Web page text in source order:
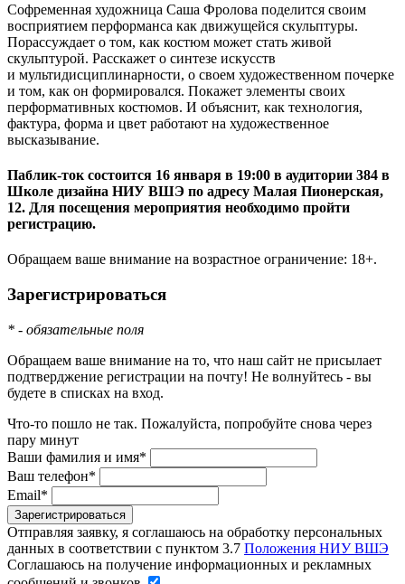
Софременная художница Саша Фролова поделится своим
восприятием перформанса как движущейся скульптуры.
Порассуждает о том, как костюм может стать живой
скульптурой. Расскажет о синтезе искусств
и мультидисциплинарности, о своем художественном почерке
и том, как он формировался. Покажет элементы своих
перформативных костюмов. И объяснит, как технология,
фактура, форма и цвет работают на художественное
высказывание.
Паблик-ток состоится 16 января в 19:00 в аудитории 384 в
Школе дизайна НИУ ВШЭ по адресу Малая Пионерская,
12. Для посещения мероприятия необходимо пройти
регистрацию.
Обращаем ваше внимание на возрастное ограничение: 18+.
Зарегистрироваться
* - обязательные поля
Обращаем ваше внимание на то, что наш сайт не присылает
подтверджение регистрации на почту! Не волнуйтесь - вы
будете в списках на вход.
Что-то пошло не так. Пожалуйста, попробуйте снова через
пару минут
Ваши фамилия и имя*
Ваш телефон*
Email*
Отправляя заявку, я соглашаюсь на обработку персональных
данных в соответствии с пунктом 3.7 Положения НИУ ВШЭ
Соглашаюсь на получение информационных и рекламных